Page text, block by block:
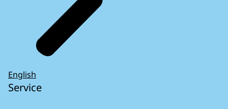
English
Service